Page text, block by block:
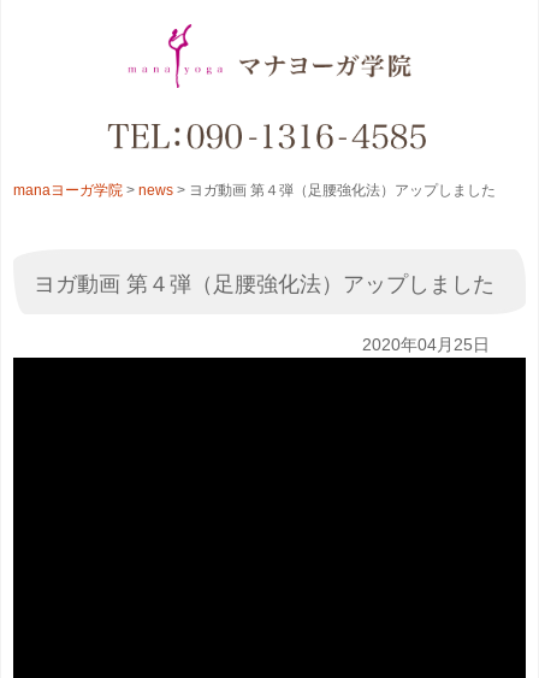
manaヨーガ学院 > news > ヨガ動画 第４弾（足腰強化法）アップしました
ヨガ動画 第４弾（足腰強化法）アップしました
2020年04月25日